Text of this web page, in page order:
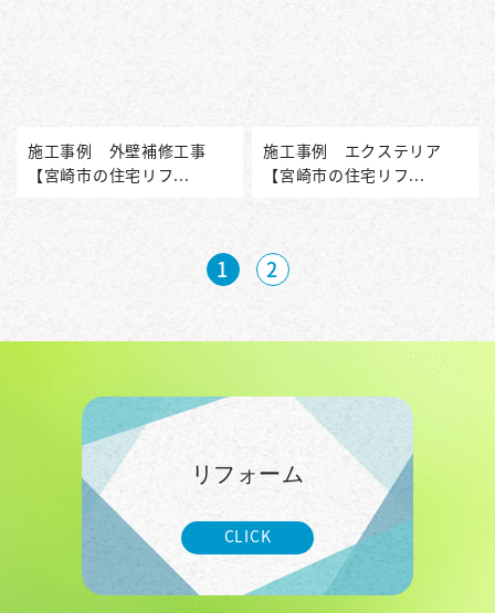
施工事例 外壁補修工事
【宮崎市の住宅リフ...
施工事例 エクステリア
【宮崎市の住宅リフ...
1 2
リフォーム
CLICK